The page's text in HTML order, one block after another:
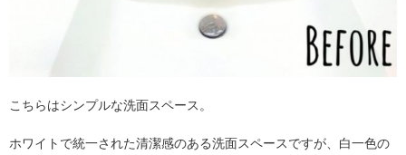
こちらはシンプルな洗面スペース。
ホワイトで統一された清潔感のある洗面スペースですが、白一色の